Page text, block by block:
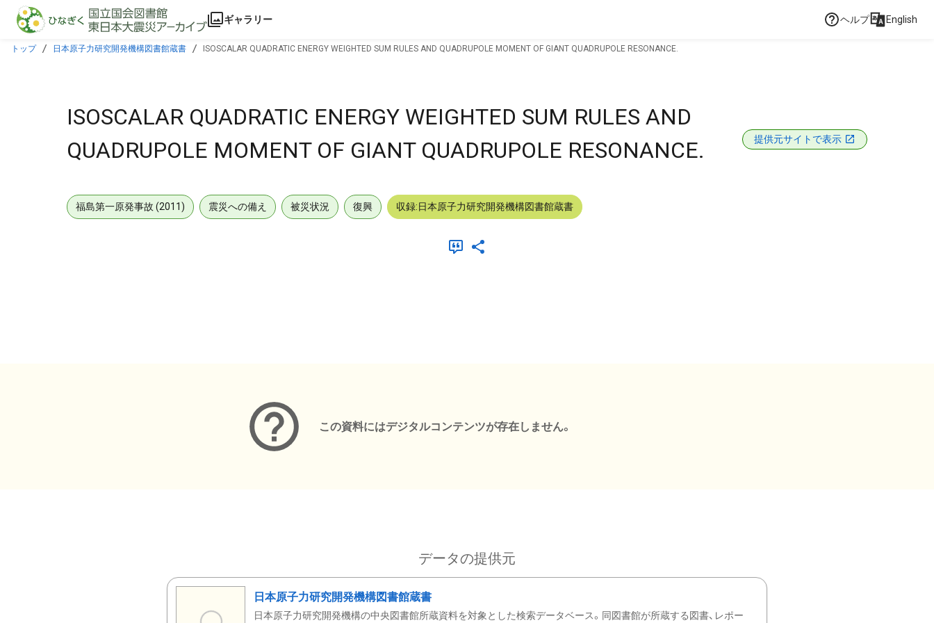
本文に飛ぶ
ギャラリー ヘルプ English
トップ 日本原子力研究開発機構図書館蔵書 ISOSCALAR QUADRATIC ENERGY WEIGHTED SUM RULES AND QUADRUPOLE MOMENT OF GIANT QUADRUPOLE RESONANCE.
ISOSCALAR QUADRATIC ENERGY WEIGHTED SUM RULES AND
QUADRUPOLE MOMENT OF GIANT QUADRUPOLE RESONANCE.
提供元サイトで表示
福島第一原発事故 (2011) 震災への備え 被災状況 復興 収録:日本原子力研究開発機構図書館蔵書
この資料にはデジタルコンテンツが存在しません。
データの提供元
日本原子力研究開発機構図書館蔵書
日本原子力研究開発機構の中央図書館所蔵資料を対象とした検索データベース。同図書館が所蔵する図書、レポー